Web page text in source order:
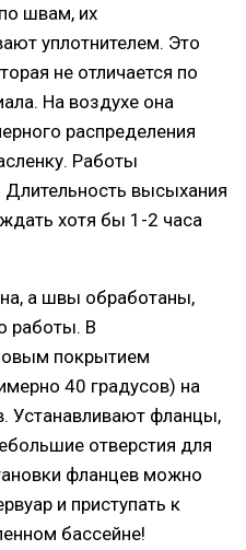
швам, их
уплотнителем. Это
не отличается по
На воздухе она
распределения
Работы
Длительность высыхания
хотя бы 1-2 часа
а швы обработаны,
работы. В
покрытием
40 градусов) на
Устанавливают фланцы,
отверстия для
фланцев можно
и приступать к
бассейне!